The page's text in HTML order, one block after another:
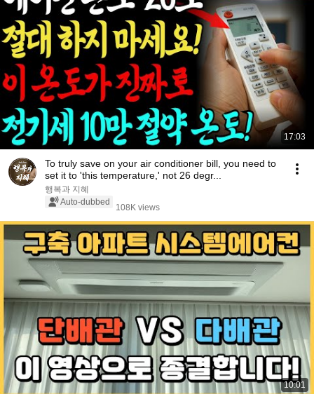
17:03
To truly save on your air conditioner bill, you need to
set it to 'this temperature,' not 26 degr...
행복과 지혜
Auto-dubbed
108K views
10:01